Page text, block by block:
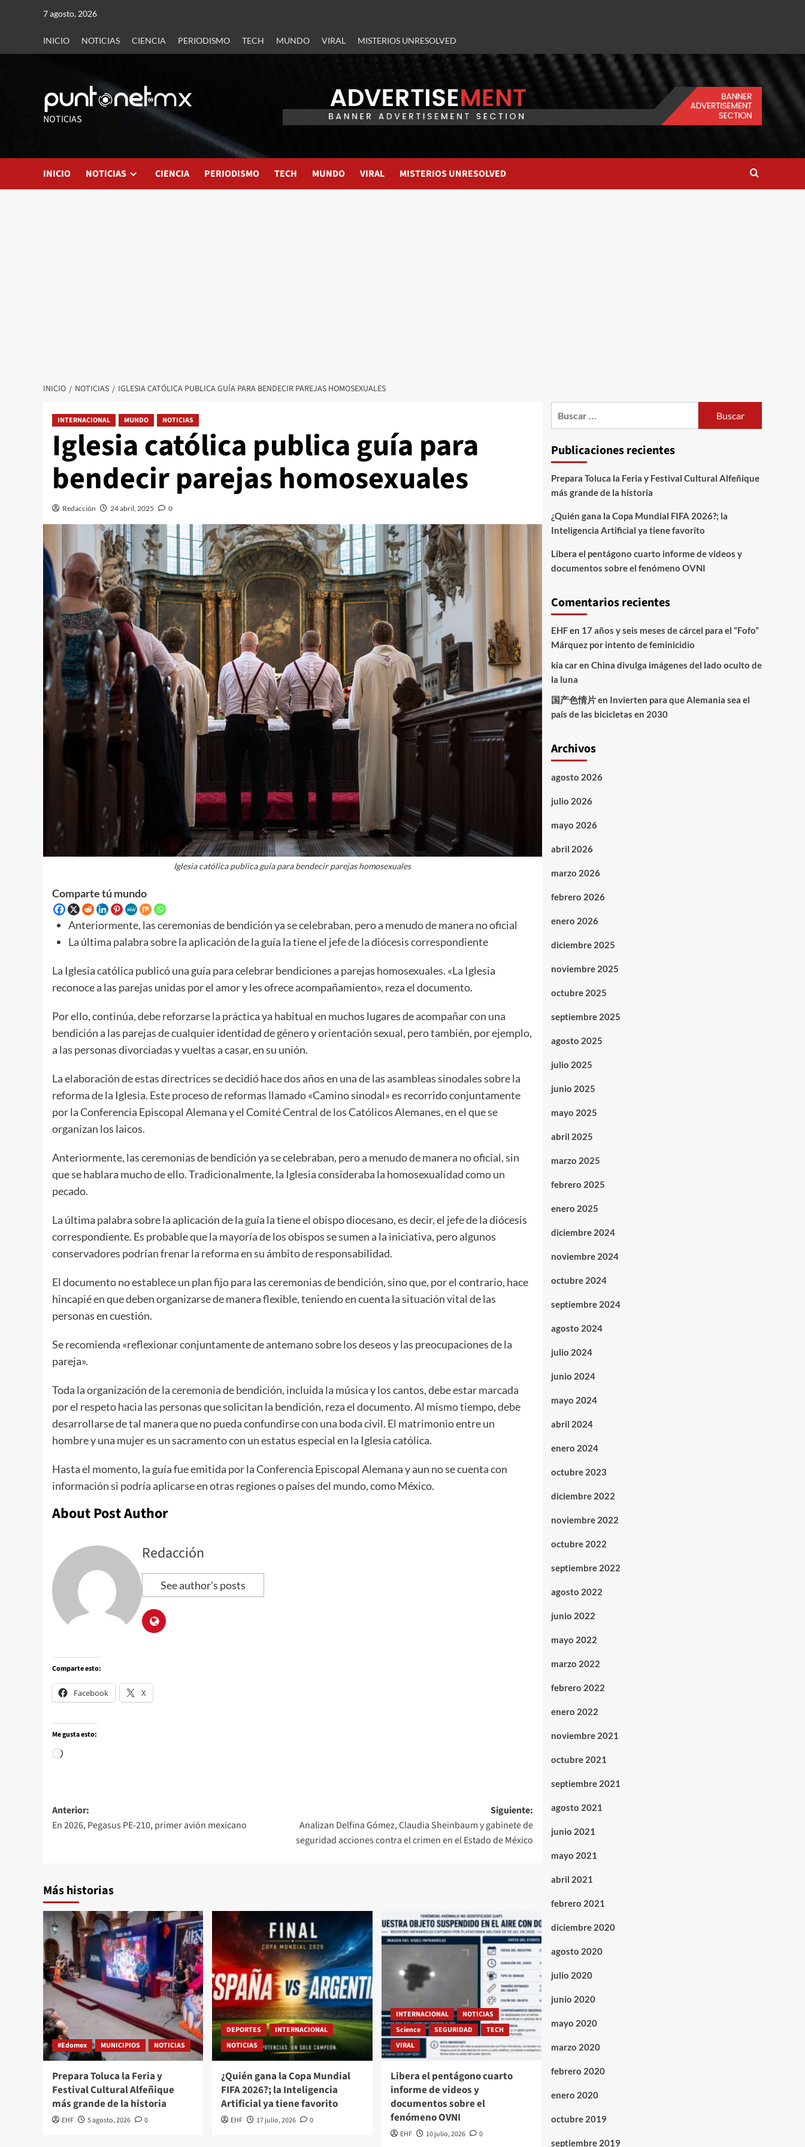
7 agosto, 2026
INICIO NOTICIAS CIENCIA PERIODISMO TECH MUNDO VIRAL MISTERIOS UNRESOLVED
NOTICIAS
INICIO NOTICIAS CIENCIA PERIODISMO TECH MUNDO VIRAL MISTERIOS UNRESOLVED
INICIO NOTICIAS IGLESIA CATÓLICA PUBLICA GUÍA PARA BENDECIR PAREJAS HOMOSEXUALES
INTERNACIONAL MUNDO NOTICIAS
Iglesia católica publica guía para
bendecir parejas homosexuales
Redacción 24 abril, 2025 0
Iglesia católica publica guía para bendecir parejas homosexuales
Comparte tú mundo
Anteriormente, las ceremonias de bendición ya se celebraban, pero a menudo de manera no oficial
La última palabra sobre la aplicación de la guía la tiene el jefe de la diócesis correspondiente
La Iglesia católica publicó una guía para celebrar bendiciones a parejas homosexuales. «La Iglesia
reconoce a las parejas unidas por el amor y les ofrece acompañamiento», reza el documento.
Por ello, continúa, debe reforzarse la práctica ya habitual en muchos lugares de acompañar con una
bendición a las parejas de cualquier identidad de género y orientación sexual, pero también, por ejemplo,
a las personas divorciadas y vueltas a casar, en su unión.
La elaboración de estas directrices se decidió hace dos años en una de las asambleas sinodales sobre la
reforma de la Iglesia. Este proceso de reformas llamado «Camino sinodal» es recorrido conjuntamente
por la Conferencia Episcopal Alemana y el Comité Central de los Católicos Alemanes, en el que se
organizan los laicos.
Anteriormente, las ceremonias de bendición ya se celebraban, pero a menudo de manera no oficial, sin
que se hablara mucho de ello. Tradicionalmente, la Iglesia consideraba la homosexualidad como un
pecado.
La última palabra sobre la aplicación de la guía la tiene el obispo diocesano, es decir, el jefe de la diócesis
correspondiente. Es probable que la mayoría de los obispos se sumen a la iniciativa, pero algunos
conservadores podrían frenar la reforma en su ámbito de responsabilidad.
El documento no establece un plan fijo para las ceremonias de bendición, sino que, por el contrario, hace
hincapié en que deben organizarse de manera flexible, teniendo en cuenta la situación vital de las
personas en cuestión.
Se recomienda «reflexionar conjuntamente de antemano sobre los deseos y las preocupaciones de la
pareja».
Toda la organización de la ceremonia de bendición, incluida la música y los cantos, debe estar marcada
por el respeto hacia las personas que solicitan la bendición, reza el documento. Al mismo tiempo, debe
desarrollarse de tal manera que no pueda confundirse con una boda civil. El matrimonio entre un
hombre y una mujer es un sacramento con un estatus especial en la Iglesia católica.
Hasta el momento, la guía fue emitida por la Conferencia Episcopal Alemana y aun no se cuenta con
información si podría aplicarse en otras regiones o países del mundo, como México.
About Post Author
Redacción
See author's posts
Comparte esto:
Facebook X
Me gusta esto:
Anterior:
En 2026, Pegasus PE-210, primer avión mexicano
Siguiente:
Analizan Delfina Gómez, Claudia Sheinbaum y gabinete de
seguridad acciones contra el crimen en el Estado de México
Más historias
#Edomex MUNICIPIOS NOTICIAS
Prepara Toluca la Feria y
Festival Cultural Alfeñique
más grande de la historia
EHF 5 agosto, 2026 0
DEPORTES
INTERNACIONAL
NOTICIAS
¿Quién gana la Copa Mundial
FIFA 2026?; la Inteligencia
Artificial ya tiene favorito
EHF 17 julio, 2026 0
INTERNACIONAL
NOTICIAS
Science
SEGURIDAD
TECH
VIRAL
Libera el pentágono cuarto
informe de videos y
documentos sobre el
fenómeno OVNI
EHF 10 julio, 2026 0
Publicaciones recientes
Prepara Toluca la Feria y Festival Cultural Alfeñique
más grande de la historia
¿Quién gana la Copa Mundial FIFA 2026?; la
Inteligencia Artificial ya tiene favorito
Libera el pentágono cuarto informe de videos y
documentos sobre el fenómeno OVNI
Comentarios recientes
EHFen 17 años y seis meses de cárcel para el “Fofo”
Márquez por intento de feminicidio
kia caren China divulga imágenes del lado oculto de
la luna
国产色情片en Invierten para que Alemania sea el
país de las bicicletas en 2030
Archivos
agosto 2026
julio 2026
mayo 2026
abril 2026
marzo 2026
febrero 2026
enero 2026
diciembre 2025
noviembre 2025
octubre 2025
septiembre 2025
agosto 2025
julio 2025
junio 2025
mayo 2025
abril 2025
marzo 2025
febrero 2025
enero 2025
diciembre 2024
noviembre 2024
octubre 2024
septiembre 2024
agosto 2024
julio 2024
junio 2024
mayo 2024
abril 2024
enero 2024
octubre 2023
diciembre 2022
noviembre 2022
octubre 2022
septiembre 2022
agosto 2022
junio 2022
mayo 2022
marzo 2022
febrero 2022
enero 2022
noviembre 2021
octubre 2021
septiembre 2021
agosto 2021
junio 2021
mayo 2021
abril 2021
febrero 2021
diciembre 2020
agosto 2020
julio 2020
junio 2020
mayo 2020
marzo 2020
febrero 2020
enero 2020
octubre 2019
septiembre 2019